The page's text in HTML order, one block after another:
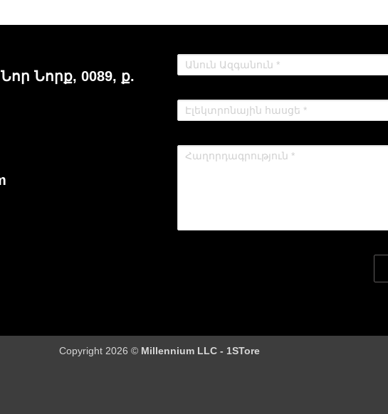
Նորք, 0089, ք.
Copyright 2026 © Millennium LLC - 1STore